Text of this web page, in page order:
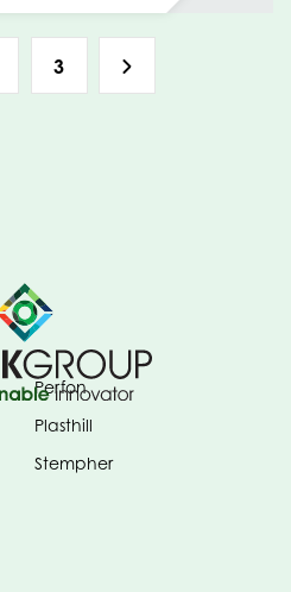
3
Perfon
Plasthill
Stempher